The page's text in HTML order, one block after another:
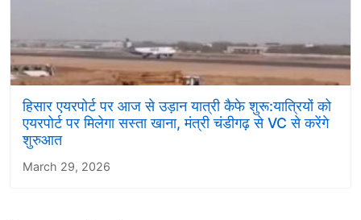
हिसार एयरपोर्ट पर आज से उड़ान यात्री कैफे शुरू:यात्रियों को
एयरपोर्ट पर मिलेगा सस्ता खाना, मंत्री चंडीगढ़ से VC से करेंगे
शुरुआत
March 29, 2026